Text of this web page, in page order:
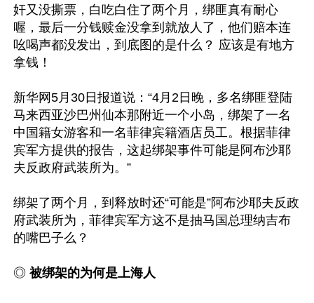
奸又没撕票，白吃白住了两个月，绑匪真有耐心
喔，最后一分钱赎金没拿到就放人了，他们赔本连
吆喝声都没发出，到底图的是什么？ 应该是有地方
拿钱！
新华网5月30日报道说：“4月2日晚，多名绑匪登陆
马来西亚沙巴州仙本那附近一个小岛，绑架了一名
中国籍女游客和一名菲律宾籍酒店员工。根据菲律
宾军方提供的报告，这起绑架事件可能是阿布沙耶
夫反政府武装所为。”
绑架了两个月，到释放时还“可能是”阿布沙耶夫反政
府武装所为，菲律宾军方这不是抽马国总理纳吉布
的嘴巴子么？
◎ 被绑架的为何是上海人